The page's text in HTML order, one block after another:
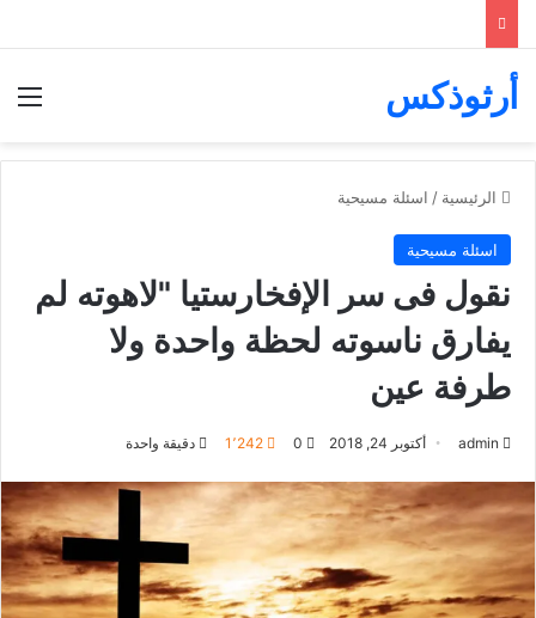
أرثوذكس
الرئيسية / اسئلة مسيحية
اسئلة مسيحية
نقول فى سر الإفخارستيا "لاهوته لم
يفارق ناسوته لحظة واحدة ولا
طرفة عين
admin أكتوبر 24, 2018 0 1٬242 دقيقة واحدة